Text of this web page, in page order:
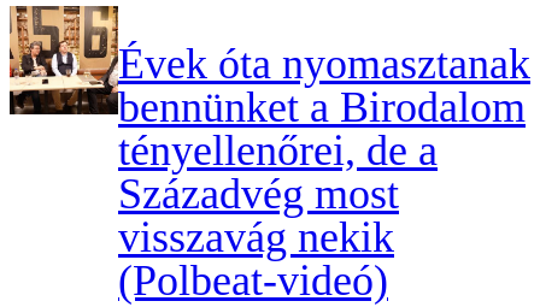
Évek óta nyomasztanak
bennünket a Birodalom
tényellenőrei, de a
Századvég most
visszavág nekik
(Polbeat-videó)